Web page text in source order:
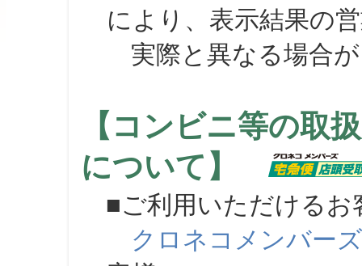
により、表示結果の
実際と異なる場合が
【コンビニ等の取
について】
■ご利用いただけるお
クロネコメンバーズ